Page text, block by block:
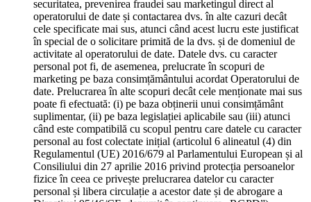
securitatea, prevenirea fraudei sau marketingul direct al
operatorului de date și contactarea dvs. în alte cazuri decât
cele specificate mai sus, atunci când acest lucru este justificat
în special de o solicitare primită de la dvs. și de domeniul de
activitate al operatorului de date. Datele dvs. cu caracter
personal pot fi, de asemenea, prelucrate în scopuri de
marketing pe baza consimțământului acordat Operatorului de
date. Prelucrarea în alte scopuri decât cele menționate mai sus
poate fi efectuată: (i) pe baza obținerii unui consimțământ
suplimentar, (ii) pe baza legislației aplicabile sau (iii) atunci
când este compatibilă cu scopul pentru care datele cu caracter
personal au fost colectate inițial (articolul 6 alineatul (4) din
Regulamentul (UE) 2016/679 al Parlamentului European și al
Consiliului din 27 aprilie 2016 privind protecția persoanelor
fizice în ceea ce privește prelucrarea datelor cu caracter
personal și libera circulație a acestor date și de abrogare a